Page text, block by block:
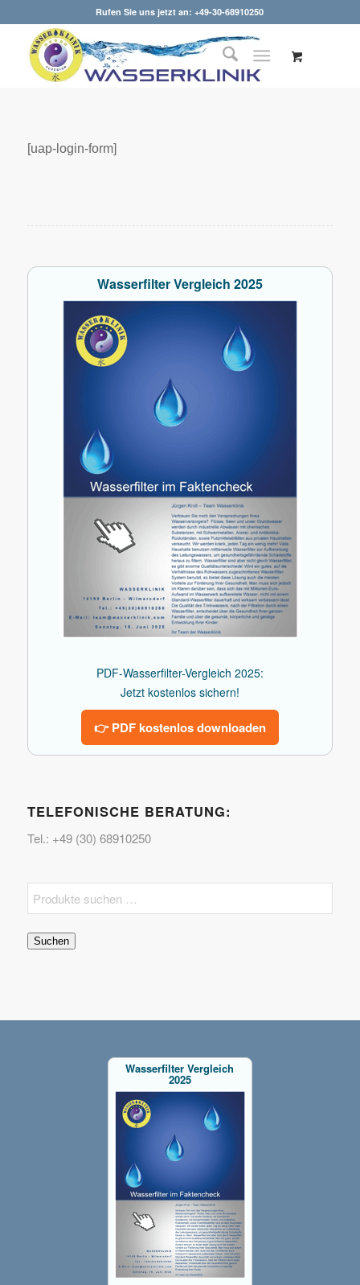
Rufen Sie uns jetzt an: +49-30-68910250
[uap-login-form]
Wasserfilter Vergleich 2025
PDF-Wasserfilter-Vergleich 2025:
Jetzt kostenlos sichern!
👉 PDF kostenlos downloaden
TELEFONISCHE BERATUNG:
Tel.: +49 (30) 68910250
Suchen
Wasserfilter Vergleich
2025